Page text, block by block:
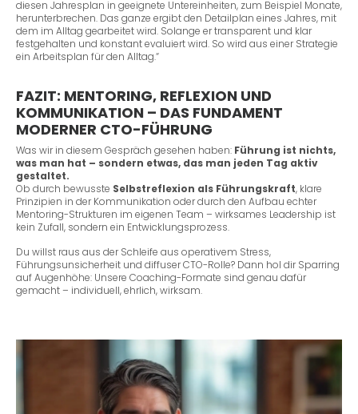
diesen Jahresplan in geeignete Untereinheiten, zum Beispiel Monate,
herunterbrechen. Das ganze ergibt den Detailplan eines Jahres, mit
dem im Alltag gearbeitet wird. Solange er transparent und klar
festgehalten und konstant evaluiert wird. So wird aus einer Strategie
ein Arbeitsplan für den Alltag.“
FAZIT: MENTORING, REFLEXION UND
KOMMUNIKATION – DAS FUNDAMENT
MODERNER CTO-FÜHRUNG
Was wir in diesem Gespräch gesehen haben: Führung ist nichts,
was man hat – sondern etwas, das man jeden Tag aktiv
gestaltet.
Ob durch bewusste Selbstreflexion als Führungskraft, klare
Prinzipien in der Kommunikation oder durch den Aufbau echter
Mentoring-Strukturen im eigenen Team – wirksames Leadership ist
kein Zufall, sondern ein Entwicklungsprozess.
Du willst raus aus der Schleife aus operativem Stress,
Führungsunsicherheit und diffuser CTO-Rolle? Dann hol dir Sparring
auf Augenhöhe: Unsere Coaching-Formate sind genau dafür
gemacht – individuell, ehrlich, wirksam.